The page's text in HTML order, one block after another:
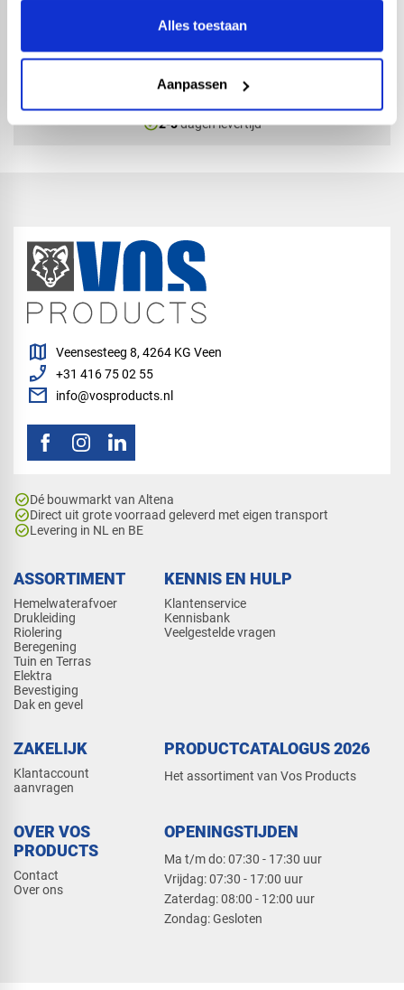
Alles toestaan
Aanpassen
Vanaf€ 500,-gratis bezorgd
Klanten geven Vos Products een 9,0/10
beoordelingen
check_circle2-5dagen levertijd
ASSORTIMENT
Hemelwaterafvoer
Drukleiding
Riolering
Beregening
Tuin en Terras
Elektra
Bevestiging
Dak en gevel
KENNIS EN HULP
Klantenservice
Kennisbank
Veelgestelde vragen
ZAKELIJK
Klantaccount
aanvragen
PRODUCTCATALOGUS 2026
Het assortiment van Vos Products
OVER VOS
PRODUCTS
Contact
Over ons
OPENINGSTIJDEN
Ma t/m do: 07:30 - 17:30 uur
​Vrijdag: 07:30 - 17:00 uur
​Zaterdag: 08:00 - 12:00 uur
​Zondag: Gesloten
map Veensesteeg 8, 4264 KG Veen
phone_enabled +31 416 75 02 55
mail info@vosproducts.nl
check_circleDé bouwmarkt van Altena
check_circleDirect uit grote voorraad geleverd met eigen transport
check_circleLevering in NL en BE